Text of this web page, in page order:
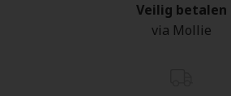
Veilig betalen
via Mollie